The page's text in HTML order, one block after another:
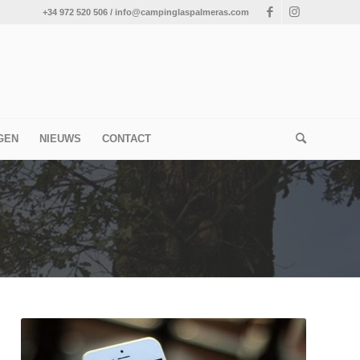
+34 972 520 506 / info@campinglaspalmeras.com
NIEUWS CONTACT